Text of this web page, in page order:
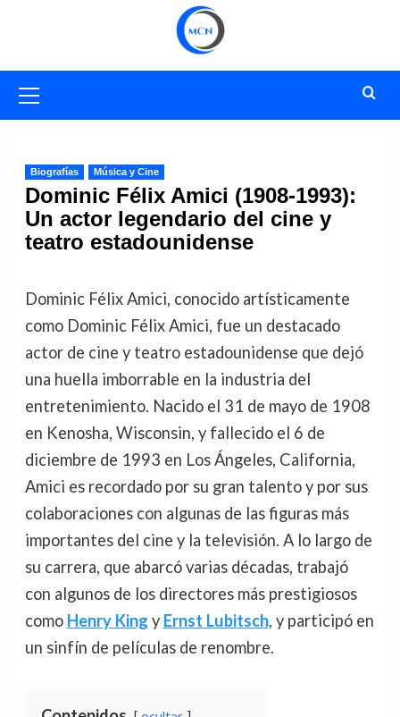
primario
Biografías Música y Cine
Dominic Félix Amici (1908-1993):
Un actor legendario del cine y
teatro estadounidense
Dominic Félix Amici, conocido artísticamente
como Dominic Félix Amici, fue un destacado
actor de cine y teatro estadounidense que dejó
una huella imborrable en la industria del
entretenimiento. Nacido el 31 de mayo de 1908
en Kenosha, Wisconsin, y fallecido el 6 de
diciembre de 1993 en Los Ángeles, California,
Amici es recordado por su gran talento y por sus
colaboraciones con algunas de las figuras más
importantes del cine y la televisión. A lo largo de
su carrera, que abarcó varias décadas, trabajó
con algunos de los directores más prestigiosos
como Henry King y Ernst Lubitsch, y participó en
un sinfín de películas de renombre.